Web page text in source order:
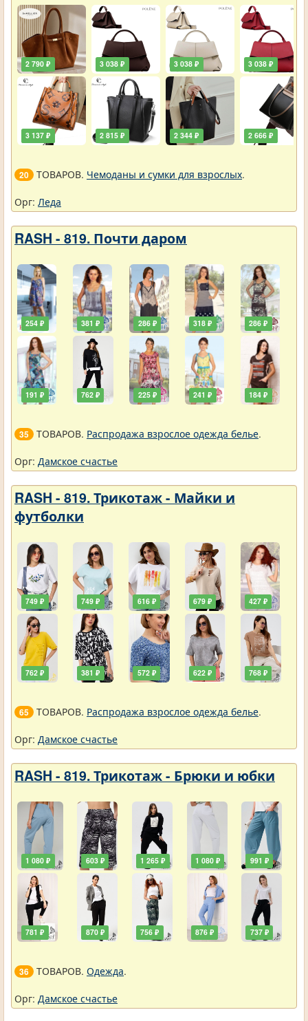
2 790 ₽
3 137 ₽
3 038 ₽
2 815 ₽
3 038 ₽
2 344 ₽
3 038 ₽
2 666 ₽
20 ТОВАРОВ. Чемоданы и сумки для взрослых.
Орг: Леда
RASH - 819. Почти даром
254 ₽
191 ₽
381 ₽
762 ₽
286 ₽
225 ₽
318 ₽
241 ₽
286 ₽
184 ₽
35 ТОВАРОВ. Распродажа взрослое одежда белье.
Орг: Дамское счастье
RASH - 819. Трикотаж - Майки и
футболки
749 ₽
762 ₽
749 ₽
381 ₽
616 ₽
572 ₽
679 ₽
622 ₽
427 ₽
768 ₽
65 ТОВАРОВ. Распродажа взрослое одежда белье.
Орг: Дамское счастье
RASH - 819. Трикотаж - Брюки и юбки
1 080 ₽
781 ₽
603 ₽
870 ₽
1 265 ₽
756 ₽
1 080 ₽
876 ₽
991 ₽
737 ₽
36 ТОВАРОВ. Одежда.
Орг: Дамское счастье